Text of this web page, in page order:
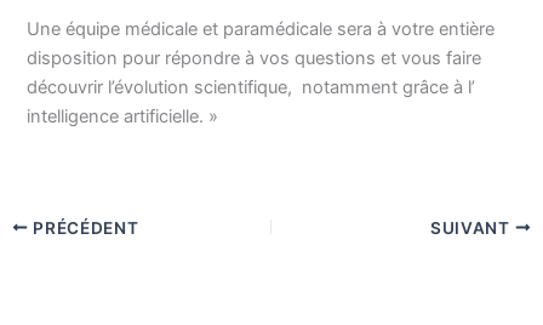
Une équipe médicale et paramédicale sera à votre entière
disposition pour répondre à vos questions et vous faire
découvrir l’évolution scientifique, notamment grâce à l’
intelligence artificielle. »
PRÉCÉDENT SUIVANT